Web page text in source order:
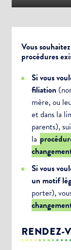
Vous
procédures
Si vous
filiation
mère, ou
et dans la
parents),
la
Si vous
un motif
porter),
RENDEZ-